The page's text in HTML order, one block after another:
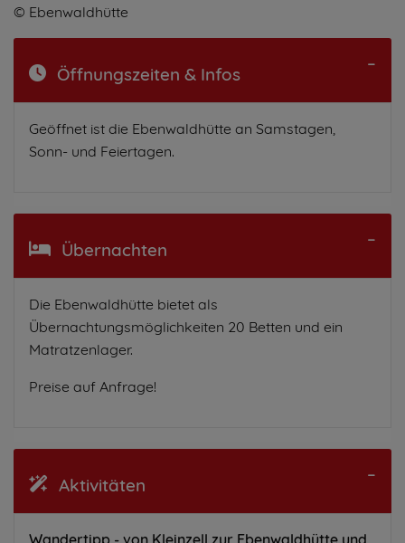
© Ebenwaldhütte
Öffnungszeiten & Infos
Geöffnet ist die Ebenwaldhütte an Samstagen,
Sonn- und Feiertagen.
Übernachten
Die Ebenwaldhütte bietet als
Übernachtungsmöglichkeiten 20 Betten und ein
Matratzenlager.
Preise auf Anfrage!
Aktivitäten
Wandertipp - von Kleinzell zur Ebenwaldhütte und